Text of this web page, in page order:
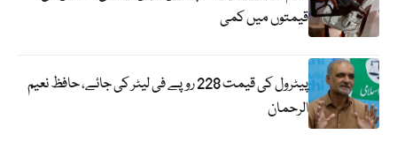
قیمتوں میں کمی
پیٹرول کی قیمت 228 روپے فی لیٹر کی جائے، حافظ نعیم
الرحمان